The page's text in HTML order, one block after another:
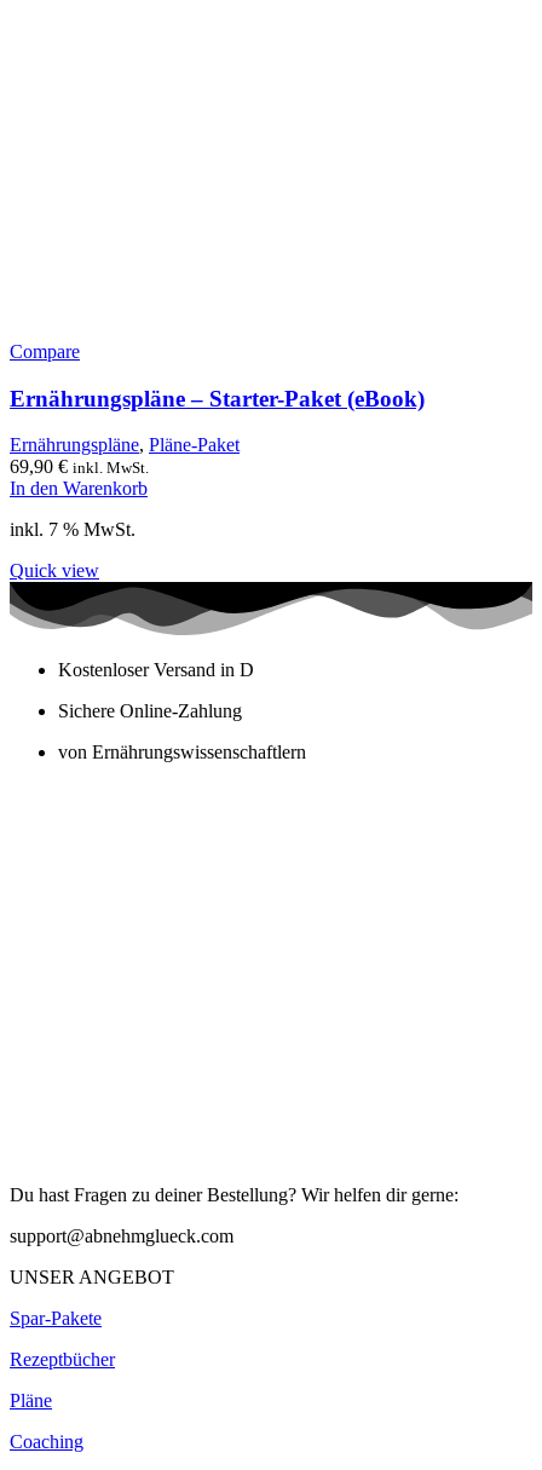
Compare
Ernährungspläne – Starter-Paket (eBook)
Ernährungspläne, Pläne-Paket
69,90 € inkl. MwSt.
In den Warenkorb
inkl. 7 % MwSt.
Quick view
Kostenloser Versand in D
Sichere Online-Zahlung
von Ernährungswissenschaftlern
Du hast Fragen zu deiner Bestellung? Wir helfen dir gerne:
support@abnehmglueck.com
UNSER ANGEBOT
Spar-Pakete
Rezeptbücher
Pläne
Coaching